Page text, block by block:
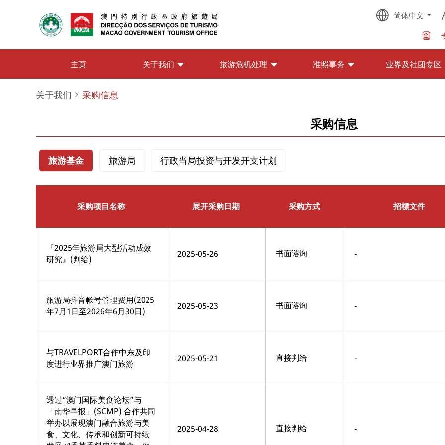
简体中文
主页 关于我们 旅游危机处理 准照事务 业界及社团专区
关于我们 采购信息
采购信息
旅游基金 旅游局 行政当局投资与开发开支计划
采购项目名称 展开采购日期 采购方式 招標文件
『2025年旅游局大型活动成效
研究』(判给)
2025-05-26 书面谘询 -
旅游局抖音帐号管理费用(2025
年7月1日至2026年6月30日)
2025-05-23 书面谘询 -
与TRAVELPORT合作中东及印
度进行业界推广澳门旅游
2025-05-21 直接判给 -
透过“澳门国际美食论坛”与
「南华早报」(SCMP) 合作共同
举办以展现澳门融合旅游与美
食、文化、传承和创新可持续
2025-04-28 直接判给 -